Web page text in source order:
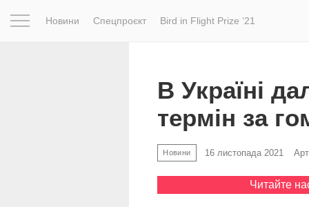
Новини Спецпроєкт Bird in Flight Prize ‘21
В Україні
термін за
Новини 16 листопада 2021
Читайте